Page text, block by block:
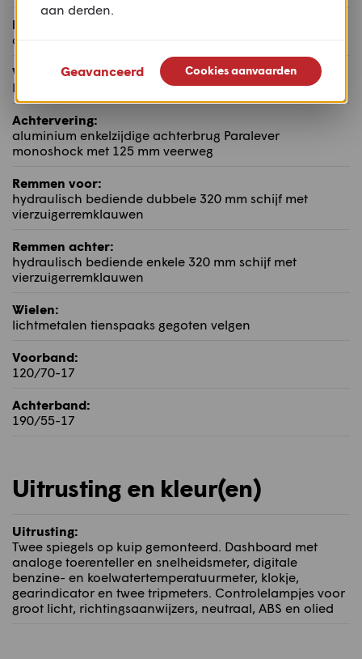
Frame:
aluminium brugframe
Voorvering:
BMW met 115 mm veerweg
Achtervering:
aluminium enkelzijdige achterbrug Paralever
monoshock met 125 mm veerweg
Remmen voor:
hydraulisch bediende dubbele 320 mm schijf met
vierzuigerremklauwen
Remmen achter:
hydraulisch bediende enkele 320 mm schijf met
vierzuigerremklauwen
Wielen:
lichtmetalen tienspaaks gegoten velgen
Voorband:
120/70-17
Achterband:
190/55-17
Uitrusting en kleur(en)
Uitrusting:
Twee spiegels op kuip gemonteerd. Dashboard met
analoge toerenteller en snelheidsmeter, digitale
benzine- en koelwatertemperatuurmeter, klokje,
gearindicator en twee tripmeters. Controlelampjes voor
groot licht, richtingsaanwijzers, neutraal, ABS en olied
aan derden.
Geavanceerd Cookies aanvaarden